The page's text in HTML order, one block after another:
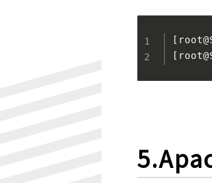
[
[